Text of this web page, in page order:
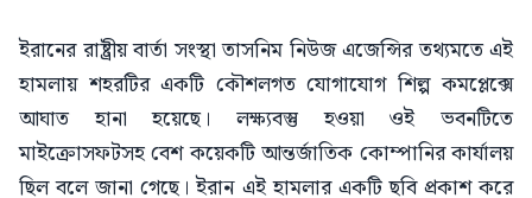
ইরানের রাষ্ট্রীয় বার্তা সংস্থা তাসনিম নিউজ এজেন্সির তথ্যমতে এই
হামলায় শহরটির একটি কৌশলগত যোগাযোগ শিল্প কমপ্লেক্সে
আঘাত হানা হয়েছে। লক্ষ্যবস্তু হওয়া ওই ভবনটিতে
মাইক্রোসফটসহ বেশ কয়েকটি আন্তর্জাতিক কোম্পানির কার্যালয়
ছিল বলে জানা গেছে। ইরান এই হামলার একটি ছবি প্রকাশ করে